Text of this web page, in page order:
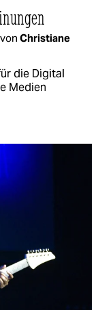
von Christiane
die Digital
Medien